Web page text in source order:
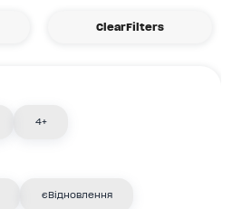
ClearFilters
4+
єВідновлення